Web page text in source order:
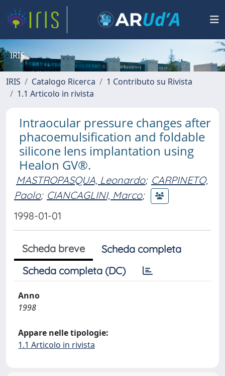
IRIS
IRIS Catalogo Ricerca
1 Contributo su Rivista
1.1 Articolo in rivista
Intraocular pressure changes after
phacoemulsification and foldable
silicone lens implantation using
Healon GV®.
MASTROPASQUA, Leonardo; CARPINETO,
Paolo; CIANCAGLINI, Marco;
1998-01-01
Scheda breve
Scheda completa
Scheda completa (DC)
Anno
1998
Appare nelle tipologie:
1.1 Articolo in rivista